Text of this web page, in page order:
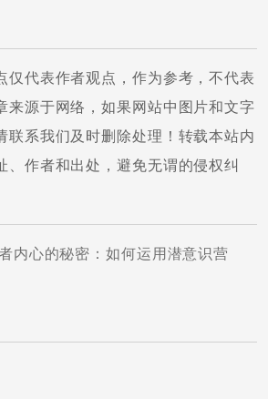
仅代表作者观点，作为参考，不代表
来源于网络，如果网站中图片和文字
联系我们及时删除处理！转载本站内
、作者和出处，避免无谓的侵权纠
内心的秘密：如何运用潜意识营